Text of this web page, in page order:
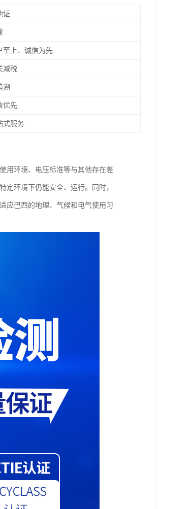
证
至上、诚信为先
减税
溯
优先
式服务
用环境、电压标准等与其他存在差
定环境下仍能安全、运行。同时，
应巴西的地理、气候和电气使用习